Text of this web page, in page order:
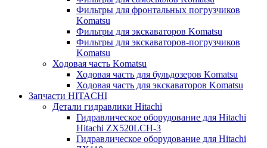
Фильтры для фронтальных погрузчиков
Komatsu
Фильтры для экскаваторов Komatsu
Фильтры для экскаваторов-погрузчиков
Komatsu
Ходовая часть Komatsu
Ходовая часть для бульдозеров Komatsu
Ходовая часть для экскаваторов Komatsu
Запчасти HITACHI
Детали гидравлики Hitachi
Гидравлическое оборудование для Hitachi
Hitachi ZX520LCH-3
Гидравлическое оборудование для Hitachi